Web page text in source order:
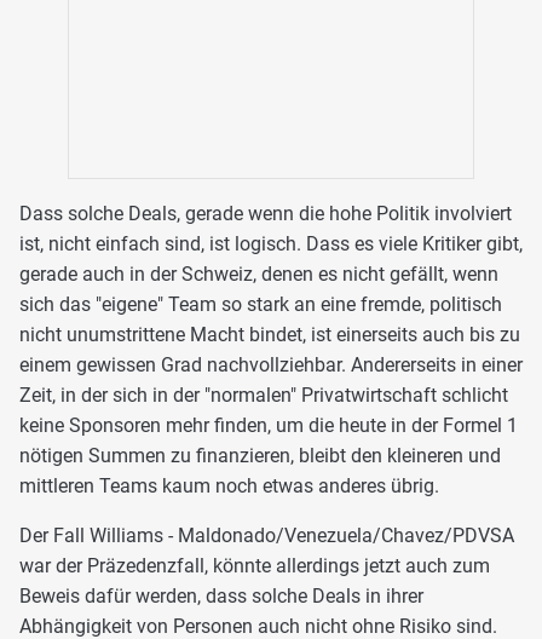
Dass solche Deals, gerade wenn die hohe Politik involviert
ist, nicht einfach sind, ist logisch. Dass es viele Kritiker gibt,
gerade auch in der Schweiz, denen es nicht gefällt, wenn
sich das "eigene" Team so stark an eine fremde, politisch
nicht unumstrittene Macht bindet, ist einerseits auch bis zu
einem gewissen Grad nachvollziehbar. Andererseits in einer
Zeit, in der sich in der "normalen" Privatwirtschaft schlicht
keine Sponsoren mehr finden, um die heute in der Formel 1
nötigen Summen zu finanzieren, bleibt den kleineren und
mittleren Teams kaum noch etwas anderes übrig.
Der Fall Williams - Maldonado/Venezuela/Chavez/PDVSA
war der Präzedenzfall, könnte allerdings jetzt auch zum
Beweis dafür werden, dass solche Deals in ihrer
Abhängigkeit von Personen auch nicht ohne Risiko sind.